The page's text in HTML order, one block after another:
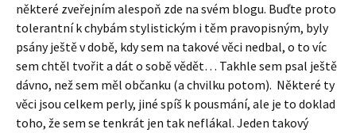
některé zveřejním alespoň zde na svém blogu. Buďte proto
tolerantní k chybám stylistickým i těm pravopisným, byly
psány ještě v době, kdy sem na takové věci nedbal, o to víc
sem chtěl tvořit a dát o sobě vědět… Takhle sem psal ještě
dávno, než sem měl občanku (a chvilku potom). Některé ty
věci jsou celkem perly, jiné spíš k pousmání, ale je to doklad
toho, že sem se tenkrát jen tak neflákal. Jeden takový